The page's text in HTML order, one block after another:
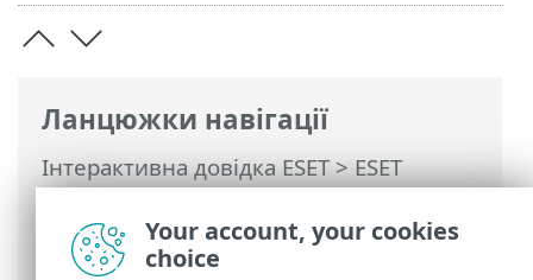
Ланцюжки навігації
Інтерактивна довідка ESET>ESET
PROTECT>Початок роботи>
Синхронізація ESET PROTECT з Active
Directory
Your account, your cookies
choice